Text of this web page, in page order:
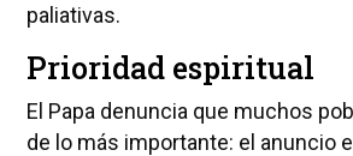
paliativas.
Prioridad espiritual
El Papa denuncia que muchos
de lo más importante: el anuncio